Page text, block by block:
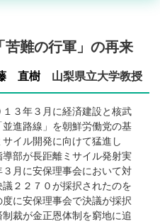
苦難の行軍」の再来
直樹 山梨県立大学教授
３年３月に経済建設と核武
進路線」を朝鮮労働党の基
イル開発に向けて猛進し
部が長距離ミサイル発射実
月に安保理事会において対
２２７０が採択されたのを
に安保理事会で決議が採択
裁が金正恩体制を窮地に追